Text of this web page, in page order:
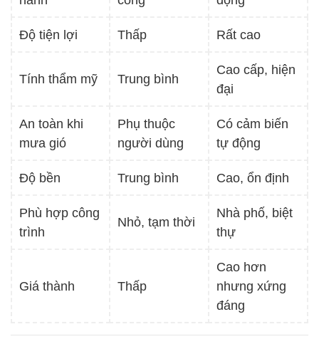
Độ tiện lợi Thấp Rất cao
Tính thẩm mỹ Trung bình
Cao cấp, hiện
đại
An toàn khi
mưa gió
Phụ thuộc
người dùng
Có cảm biến
tự động
Độ bền Trung bình Cao, ổn định
Phù hợp công
trình
Nhỏ, tạm thời
Nhà phố, biệt
thự
Giá thành Thấp
Cao hơn
nhưng xứng
đáng